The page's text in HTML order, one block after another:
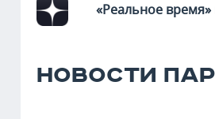
«Реальное время»
НОВОСТИ